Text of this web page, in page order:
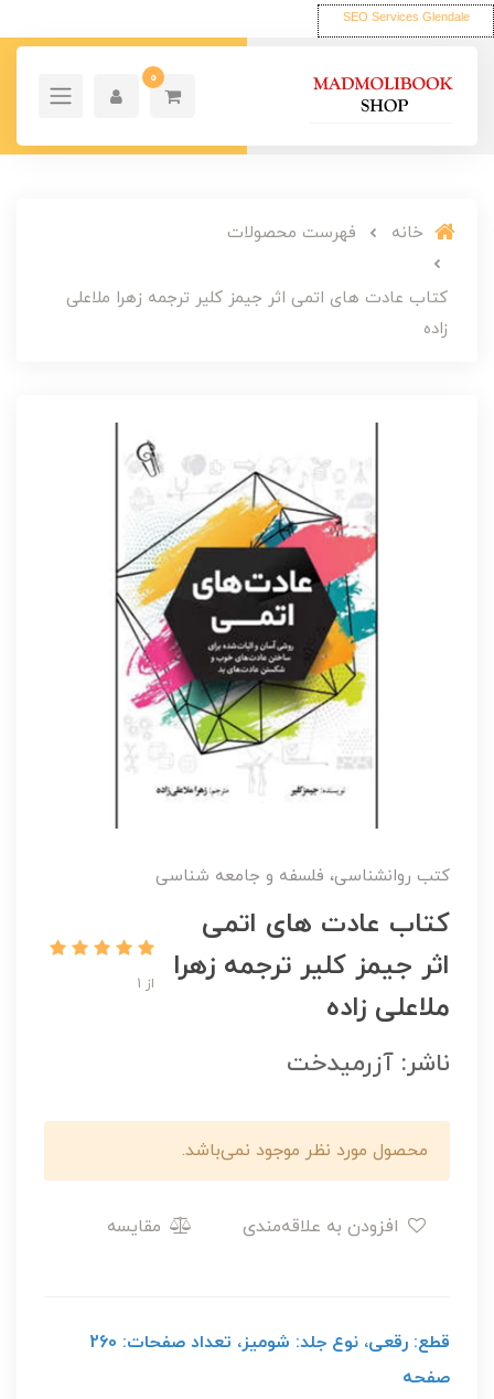
SEO Services Glendale
0
خانه فهرست محصولات
کتاب عادت های اتمی اثر جیمز کلیر ترجمه زهرا ملاعلی
زاده
کتب روانشناسی، فلسفه و جامعه شناسی
کتاب عادت های اتمی
اثر جیمز کلیر ترجمه زهرا
ملاعلی زاده
از 1
ناشر: آزرمیدخت
محصول مورد نظر موجود نمی‌باشد.
مقایسه
قطع: رقعی، نوع جلد: شومیز، تعداد صفحات: 260
صفحه